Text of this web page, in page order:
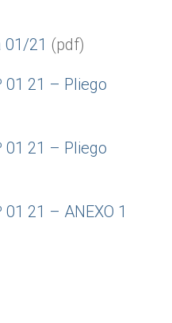
01/21 (pdf)
01 21 – Pliego
01 21 – Pliego
01 21 – ANEXO 1